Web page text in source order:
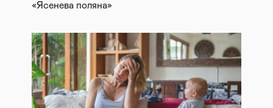
«Ясенева поляна»